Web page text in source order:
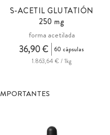
S-ACETIL GLUTATIÓN
250 mg
forma acetilada
36,90 €
60 cápsulas
1.863,64 € / 1kg